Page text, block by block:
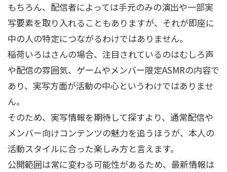
もちろん、配信者によっては手元のみの演出や一部実
写要素を取り入れることもありますが、それが即座に
中の人の特定につながるわけではありません。
稲荷いろはさんの場合、注目されているのはむしろ声
や配信の雰囲気、ゲームやメンバー限定ASMRの内容で
あり、実写方面が活動の中心というわけではありませ
ん。
そのため、実写情報を期待して探すより、通常配信や
メンバー向けコンテンツの魅力を追うほうが、本人の
活動スタイルに合った楽しみ方と言えます。
公開範囲は常に変わる可能性があるため、最新情報は